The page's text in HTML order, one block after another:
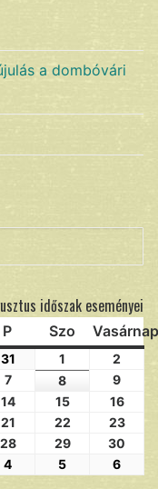
a dombóvári
időszak eseményei
P Szo Vasárnap
31 1
2
7 8
9
14 15
16
21 22
23
28 29
30
4 5 6